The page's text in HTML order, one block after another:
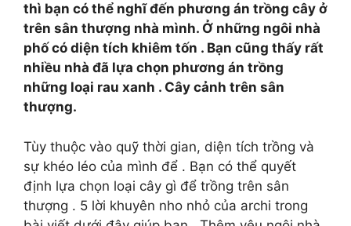
thì bạn có thể nghĩ đến phương án trồng cây ở
trên sân thượng nhà mình. Ở những ngôi nhà
phố có diện tích khiêm tốn . Bạn cũng thấy rất
nhiều nhà đã lựa chọn phương án trồng
những loại rau xanh . Cây cảnh trên sân
thượng.
Tùy thuộc vào quỹ thời gian, diện tích trồng và
sự khéo léo của mình để . Bạn có thể quyết
định lựa chọn loại cây gì để trồng trên sân
thượng . 5 lời khuyên nho nhỏ của archi trong